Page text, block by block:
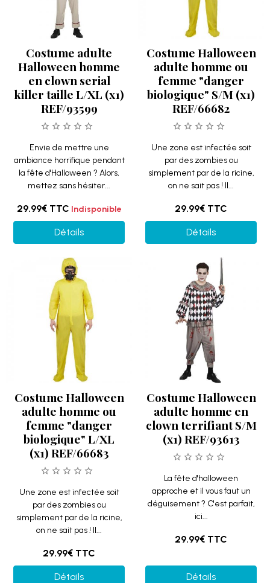
Costume adulte
Halloween homme
en clown serial
killer taille L/XL (x1)
REF/93599
Envie de mettre une
ambiance horrifique pendant
la fête d'Halloween ? Alors,
mettez sans hésiter...
29.99€ TTC Indisponible
Détails
Costume Halloween
adulte homme ou
femme "danger
biologique" S/M (x1)
REF/66682
Une zone est infectée soit
par des zombies ou
simplement par de la ricine,
on ne sait pas ! Il...
29.99€ TTC
Détails
Costume Halloween
adulte homme ou
femme "danger
biologique" L/XL
(x1) REF/66683
Une zone est infectée soit
par des zombies ou
simplement par de la ricine,
on ne sait pas ! Il...
29.99€ TTC
Détails
Costume Halloween
adulte homme en
clown terrifiant S/M
(x1) REF/93613
La fête d'halloween
approche et il vous faut un
déguisement ? C'est parfait,
ici...
29.99€ TTC
Détails